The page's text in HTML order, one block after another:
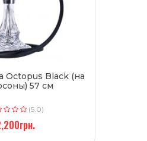
Octopus Black (на
57 см
(5.0)